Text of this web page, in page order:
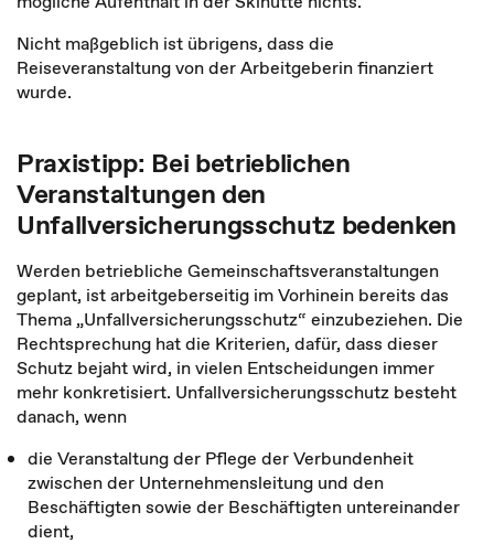
Nicht maßgeblich ist übrigens, dass die
Reiseveranstaltung von der Arbeitgeberin finanziert
wurde.
Praxistipp: Bei betrieblichen
Veranstaltungen den
Unfallversicherungsschutz bedenken
Werden betriebliche Gemeinschaftsveranstaltungen
geplant, ist arbeitgeberseitig im Vorhinein bereits das
Thema „Unfallversicherungsschutz“ einzubeziehen. Die
Rechtsprechung hat die Kriterien, dafür, dass dieser
Schutz bejaht wird, in vielen Entscheidungen immer
mehr konkretisiert. Unfallversicherungsschutz besteht
danach, wenn
die Veranstaltung der Pflege der Verbundenheit
zwischen der Unternehmensleitung und den
Beschäftigten sowie der Beschäftigten untereinander
dient,